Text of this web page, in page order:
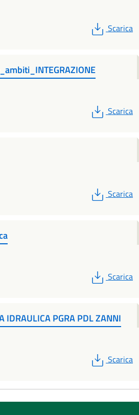
PDF
Scarica
PDF
Scarica
PDF
Scarica
PDF
Scarica
IDRAULICA PGRA PDL ZANNI
PDF
Scarica